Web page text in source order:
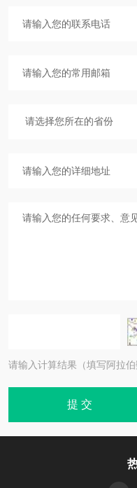
请输入计算结果（填写阿拉